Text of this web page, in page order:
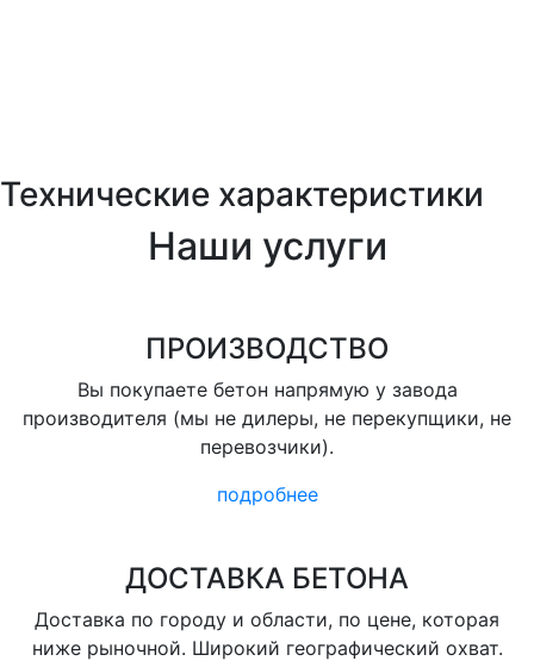
Технические характеристики
Наши услуги
ПРОИЗВОДСТВО
Вы покупаете бетон напрямую у завода
производителя (мы не дилеры, не перекупщики, не
перевозчики).
подробнее
ДОСТАВКА БЕТОНА
Доставка по городу и области, по цене, которая
ниже рыночной. Широкий географический охват.